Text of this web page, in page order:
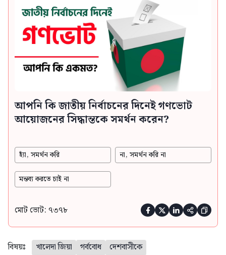
আপনি কি জাতীয় নির্বাচনের দিনেই গণভোট
আয়োজনের সিদ্ধান্তকে সমর্থন করেন?
হ্যাঁ, সমর্থন করি না, সমর্থন করি না
মন্তব্য করতে চাই না
মোট ভোট: ৭৩৭৮     
বিষয়ঃ খালেদা জিয়া গর্ববোধ দেশবাসীকে